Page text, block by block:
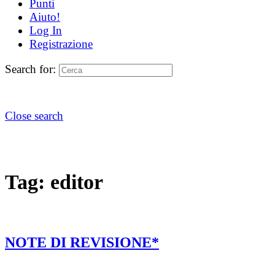
Punti
Aiuto!
Log In
Registrazione
Search for:
Close search
Tag: editor
NOTE DI REVISIONE*